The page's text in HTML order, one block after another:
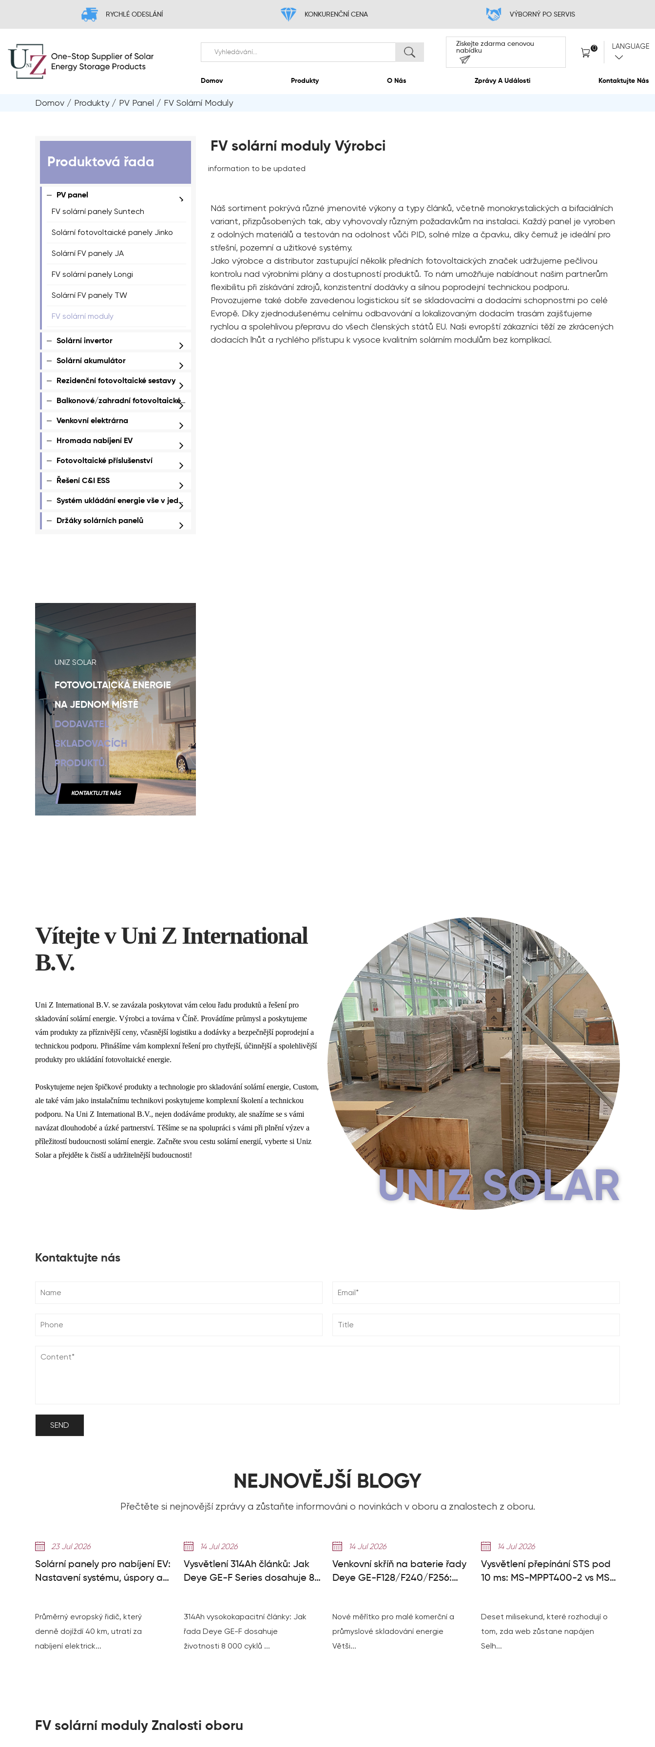
RYCHLÉ ODESLÁNÍ
Získejte zdarma
Domov / Produkty/ PV Panel / FV Solární Moduly
Produktová řada
PV panel
FV solární panely Suntech
Solární fotovoltaické panely Jinko
Solární FV panely JA
FV solární panely Longi
Solární FV panely TW
FV solární moduly
Solární invertor
Solární akumulátor
Rezidenční fotovoltaické sestavy
Balkonové/zahradní fotovoltaické sestavy
Venkovní elektrárna
Hromada nabíjení EV
Fotovoltaické příslušenství
Řešení C&I ESS
Systém ukládání energie vše v jednom
Držáky solárních panelů
UNIZ SOLAR
FOTOVOLTAICKÁ ENERGIE
NA JEDNOM MÍSTĚ
DODAVATEL
SKLADOVACÍCH
PRODUKTŮ.
KONTAKTUJTE NÁS
FV solární moduly Výrobci
information to be updated
Náš sortiment pokrývá různé jmenovité výkony a typy článků, včetně monokrystalických a bifaciálních
variant, přizpůsobených tak, aby vyhovovaly různým požadavkům na instalaci. Každý panel je vyroben
z odolných materiálů a testován na odolnost vůči PID, solné mlze a čpavku, díky čemuž je ideální pro
střešní, pozemní a užitkové systémy.
Jako výrobce a distributor zastupující několik předních fotovoltaických značek udržujeme pečlivou
kontrolu nad výrobními plány a dostupností produktů. To nám umožňuje nabídnout našim partnerům
flexibilitu při získávání zdrojů, konzistentní dodávky a silnou poprodejní technickou podporu.
Provozujeme také dobře zavedenou logistickou síť se skladovacími a dodacími schopnostmi po celé
Evropě. Díky zjednodušenému celnímu odbavování a lokalizovaným dodacím trasám zajišťujeme
rychlou a spolehlivou přepravu do všech členských států EU. Naši evropští zákazníci těží ze zkrácených
dodacích lhůt a rychlého přístupu k vysoce kvalitním solárním modulům bez komplikací.
Vítejte v Uni Z International
B.V.
Uni Z International B.V. se zavázala poskytovat vám celou řadu produktů a řešení pro
skladování solární energie. Výrobci a továrna v Číně. Provádíme průmysl a poskytujeme
vám produkty za příznivější ceny, včasnější logistiku a dodávky a bezpečnější poprodejní a
technickou podporu. Přinášíme vám komplexní řešení pro chytřejší, účinnější a spolehlivější
produkty pro ukládání fotovoltaické energie.
Poskytujeme nejen špičkové produkty a technologie pro skladování solární energie, Custom,
ale také vám jako instalačnímu technikovi poskytujeme komplexní školení a technickou
podporu. Na Uni Z International B.V., nejen dodáváme produkty, ale snažíme se s vámi
navázat dlouhodobé a úzké partnerství. Těšíme se na spolupráci s vámi při plnění výzev a
příležitostí budoucnosti solární energie. Začněte svou cestu solární energií, vyberte si Uniz
Solar a přejděte k čistší a udržitelnější budoucnosti!
UNIZ SOLAR
Kontaktujte nás
NEJNOVĚJŠÍ BLOGY
Přečtěte si nejnovější zprávy a zůstaňte informováni o novinkách v oboru a znalostech z oboru.
23 Jul 2026
Solární panely pro nabíjení EV:
Nastavení systému, úspory a
Průměrný evropský řidič, který
denně dojíždí 40 km, utratí za
nabíjení elektrick...
14 Jul 2026
Vysvětlení 314Ah článků: Jak
Deye GE-F Series dosahuje 8
314Ah vysokokapacitní články: Jak
řada Deye GE-F dosahuje
životnosti 8 000 cyklů ...
14 Jul 2026
Venkovní skříň na baterie řady
Deye GE-F128/F240/F256:
Nové měřítko pro malé komerční a
průmyslové skladování energie
Větši...
14 Jul 2026
Vysvětlení přepínání STS pod
10 ms: MS-MPPT400-2 vs MS-
Deset milisekund, které rozhodují o
tom, zda web zůstane napájen
Selh...
FV solární moduly Znalosti oboru